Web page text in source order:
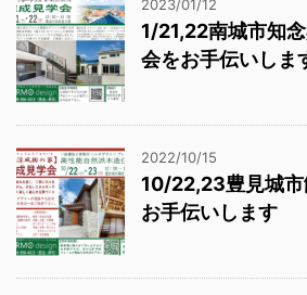
2023/01/12
1/21,22南城市知
会をお手伝いしま
2022/10/15
10/22,23豊見城市
お手伝いします